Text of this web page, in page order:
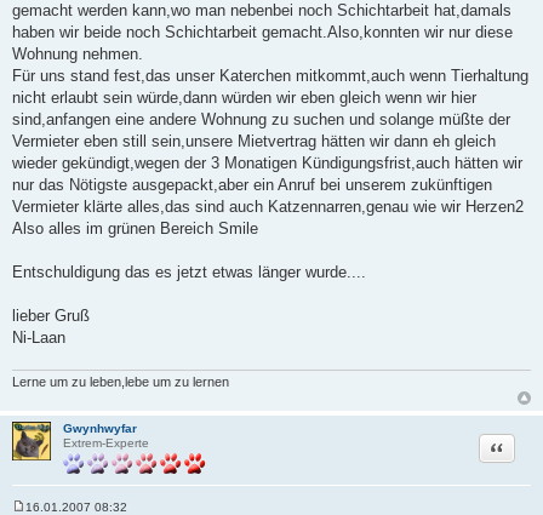
gemacht werden kann,wo man nebenbei noch Schichtarbeit hat,damals
haben wir beide noch Schichtarbeit gemacht.Also,konnten wir nur diese
Wohnung nehmen.
Für uns stand fest,das unser Katerchen mitkommt,auch wenn Tierhaltung
nicht erlaubt sein würde,dann würden wir eben gleich wenn wir hier
sind,anfangen eine andere Wohnung zu suchen und solange müßte der
Vermieter eben still sein,unsere Mietvertrag hätten wir dann eh gleich
wieder gekündigt,wegen der 3 Monatigen Kündigungsfrist,auch hätten wir
nur das Nötigste ausgepackt,aber ein Anruf bei unserem zukünftigen
Vermieter klärte alles,das sind auch Katzennarren,genau wie wir Herzen2
Also alles im grünen Bereich Smile
Entschuldigung das es jetzt etwas länger wurde....
lieber Gruß
Ni-Laan
Lerne um zu leben,lebe um zu lernen
Gwynhwyfar
Extrem-Experte
Zitat
16.01.2007 08:32